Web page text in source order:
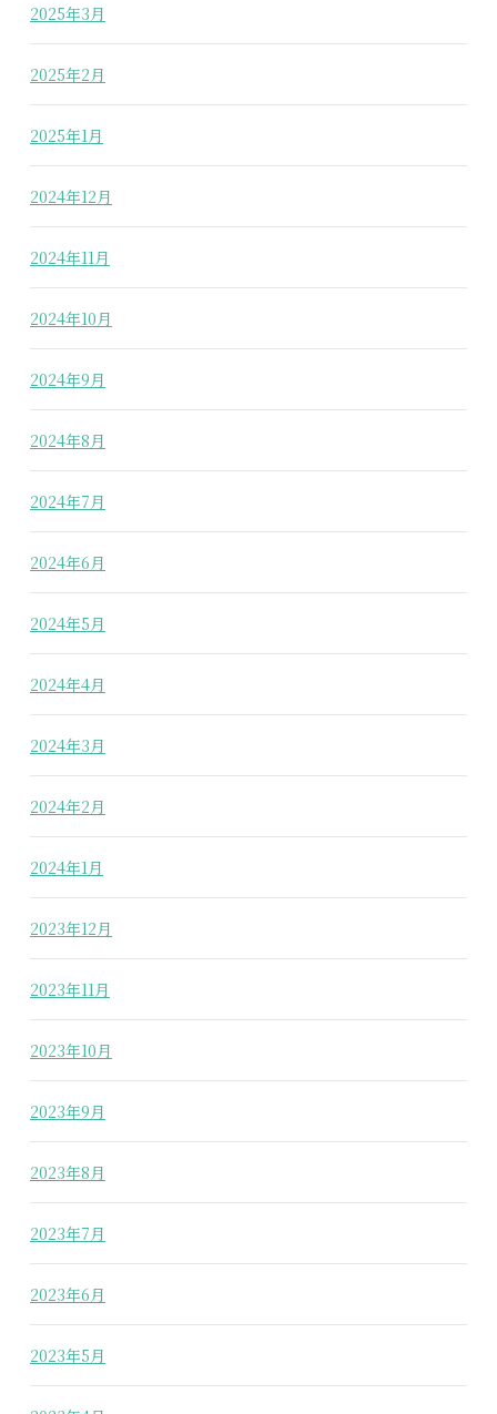
2025年3月
2025年2月
2025年1月
2024年12月
2024年11月
2024年10月
2024年9月
2024年8月
2024年7月
2024年6月
2024年5月
2024年4月
2024年3月
2024年2月
2024年1月
2023年12月
2023年11月
2023年10月
2023年9月
2023年8月
2023年7月
2023年6月
2023年5月